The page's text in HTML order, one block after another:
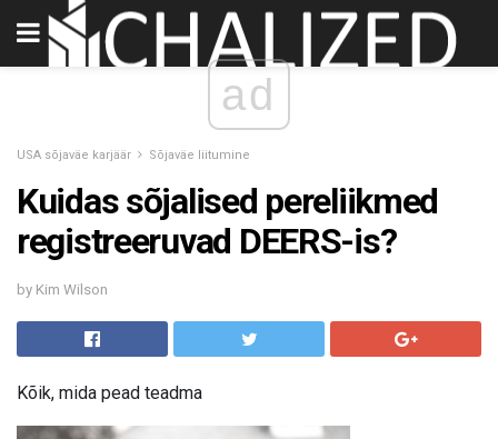
ad
USA sõjaväe karjäär Sõjaväe liitumine
Kuidas sõjalised pereliikmed
registreeruvad DEERS-is?
by Kim Wilson
Kõik, mida pead teadma